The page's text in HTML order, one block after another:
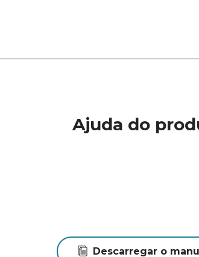
Ajuda do
Descarregar o